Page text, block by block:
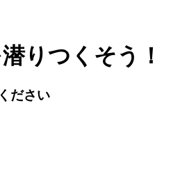
りつくそう！
ださい